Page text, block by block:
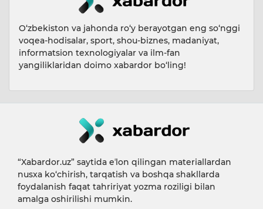
O‘zbekiston va jahonda ro‘y berayotgan eng so‘nggi
voqea-hodisalar, sport, shou-biznes, madaniyat,
informatsion texnologiyalar va ilm-fan
yangiliklaridan doimo xabardor bo‘ling!
“Xabardor.uz” saytida eʼlon qilingan materiallardan
nusxa ko‘chirish, tarqatish va boshqa shakllarda
foydalanish faqat tahririyat yozma roziligi bilan
amalga oshirilishi mumkin.